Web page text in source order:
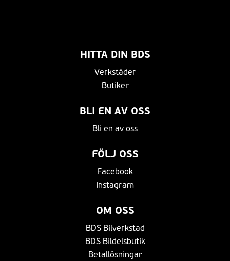
HITTA DIN BDS
Verkstäder
Butiker
BLI EN AV OSS
Bli en av oss
FÖLJ OSS
Facebook
Instagram
OM OSS
BDS Bilverkstad
BDS Bildelsbutik
Betallösningar